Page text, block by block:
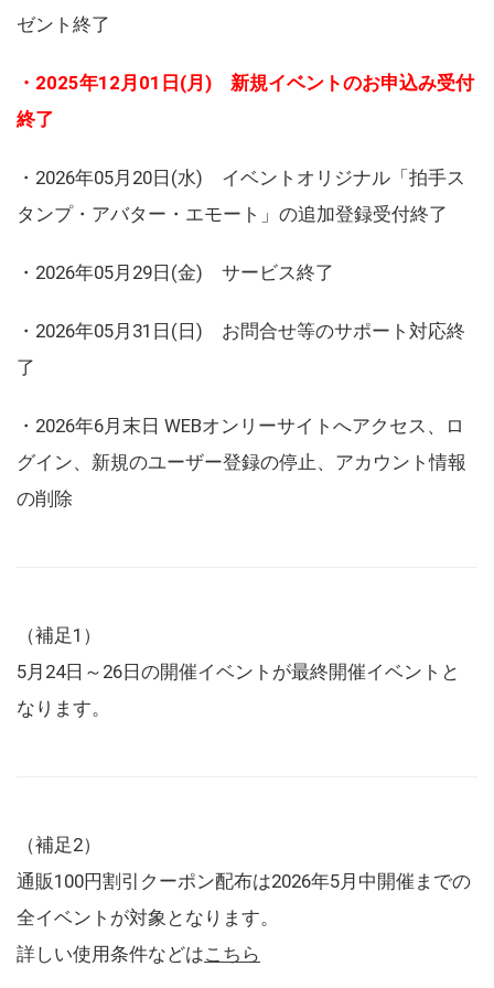
ゼント終了
・2025年12月01日(月) 新規イベントのお申込み受付
終了
・2026年05月20日(水) イベントオリジナル「拍手ス
タンプ・アバター・エモート」の追加登録受付終了
・2026年05月29日(金) サービス終了
・2026年05月31日(日) お問合せ等のサポート対応終
了
・2026年6月末日 WEBオンリーサイトへアクセス、ロ
グイン、新規のユーザー登録の停止、アカウント情報
の削除
（補足1）
5月24日～26日の開催イベントが最終開催イベントと
なります。
（補足2）
通販100円割引クーポン配布は2026年5月中開催までの
全イベントが対象となります。
詳しい使用条件などはこちら